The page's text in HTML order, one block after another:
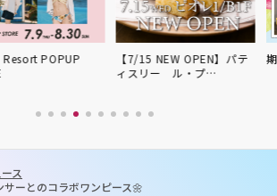
【7/15 NEW OPEN】パテ
ィスリー ル・プ…
期間限定
ス
ーとのコラボワンピース🌼